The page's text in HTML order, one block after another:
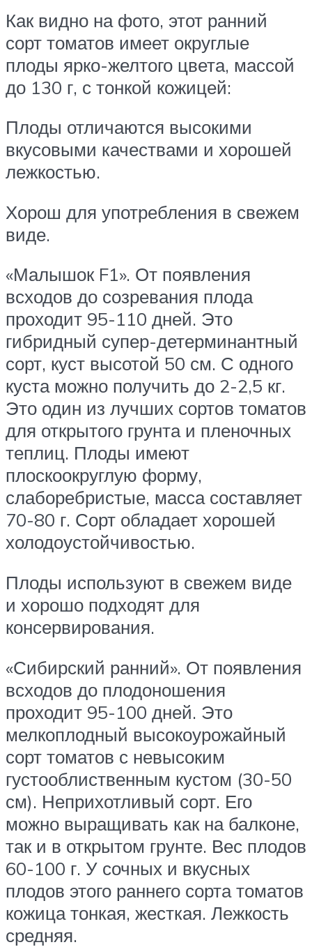
Как видно на фото, этот ранний
сорт томатов имеет округлые
плоды ярко-желтого цвета, массой
до 130 г, с тонкой кожицей:
Плоды отличаются высокими
вкусовыми качествами и хорошей
лежкостью.
Хорош для употребления в свежем
виде.
«Малышок F1». От появления
всходов до созревания плода
проходит 95-110 дней. Это
гибридный супер-детерминантный
сорт, куст высотой 50 см. С одного
куста можно получить до 2-2,5 кг.
Это один из лучших сортов томатов
для открытого грунта и пленочных
теплиц. Плоды имеют
плоскоокруглую форму,
слаборебристые, масса составляет
70-80 г. Сорт обладает хорошей
холодоустойчивостью.
Плоды используют в свежем виде
и хорошо подходят для
консервирования.
«Сибирский ранний». От появления
всходов до плодоношения
проходит 95-100 дней. Это
мелкоплодный высокоурожайный
сорт томатов с невысоким
густооблиственным кустом (30-50
см). Неприхотливый сорт. Его
можно выращивать как на балконе,
так и в открытом грунте. Вес плодов
60-100 г. У сочных и вкусных
плодов этого раннего сорта томатов
кожица тонкая, жесткая. Лежкость
средняя.